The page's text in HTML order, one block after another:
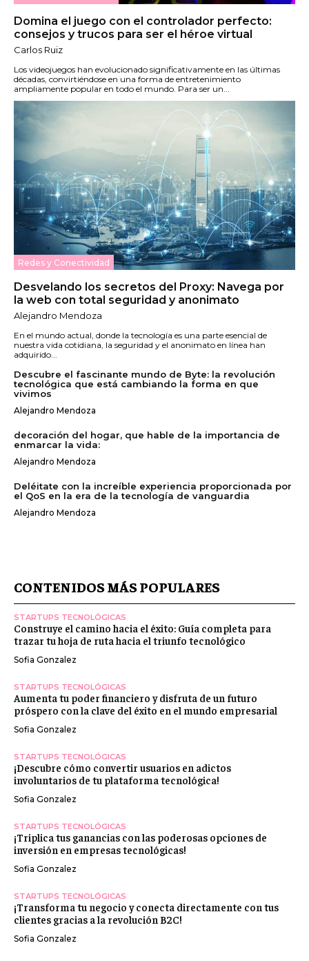
Domina el juego con el controlador perfecto:
consejos y trucos para ser el héroe virtual
Carlos Ruiz
Los videojuegos han evolucionado significativamente en las últimas
décadas, convirtiéndose en una forma de entretenimiento
ampliamente popular en todo el mundo. Para ser un...
Redes y Conectividad
Desvelando los secretos del Proxy: Navega por
la web con total seguridad y anonimato
Alejandro Mendoza
En el mundo actual, donde la tecnología es una parte esencial de
nuestra vida cotidiana, la seguridad y el anonimato en línea han
adquirido...
Descubre el fascinante mundo de Byte: la revolución
tecnológica que está cambiando la forma en que
vivimos
Alejandro Mendoza
decoración del hogar, que hable de la importancia de
enmarcar la vida:
Alejandro Mendoza
Deléitate con la increíble experiencia proporcionada por
el QoS en la era de la tecnología de vanguardia
Alejandro Mendoza
CONTENIDOS MÁS POPULARES
STARTUPS TECNOLÓGICAS
Construye el camino hacia el éxito: Guía completa para
trazar tu hoja de ruta hacia el triunfo tecnológico
Sofia Gonzalez
STARTUPS TECNOLÓGICAS
Aumenta tu poder financiero y disfruta de un futuro
próspero con la clave del éxito en el mundo empresarial
Sofia Gonzalez
STARTUPS TECNOLÓGICAS
¡Descubre cómo convertir usuarios en adictos
involuntarios de tu plataforma tecnológica!
Sofia Gonzalez
STARTUPS TECNOLÓGICAS
¡Triplica tus ganancias con las poderosas opciones de
inversión en empresas tecnológicas!
Sofia Gonzalez
STARTUPS TECNOLÓGICAS
¡Transforma tu negocio y conecta directamente con tus
clientes gracias a la revolución B2C!
Sofia Gonzalez